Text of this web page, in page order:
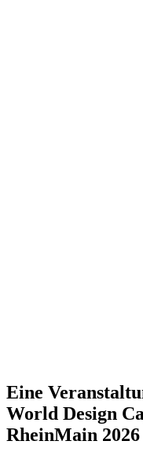
Eine
World Design
RheinMain 2026